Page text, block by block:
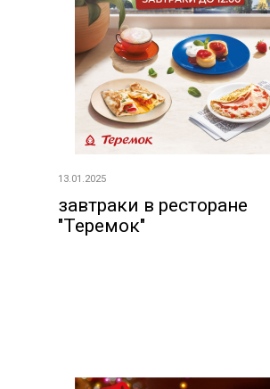
13.01.2025
завтраки в ресторане
"Теремок"